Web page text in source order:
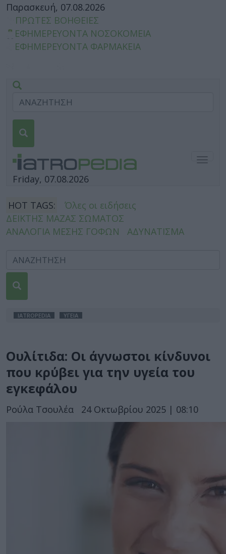
Παρασκευή, 07.08.2026
ΠΡΩΤΕΣ ΒΟΗΘΕΙΕΣ
ΕΦΗΜΕΡΕΥΟΝΤΑ ΝΟΣΟΚΟΜΕΙΑ
ΕΦΗΜΕΡΕΥΟΝΤΑ ΦΑΡΜΑΚΕΙΑ
Friday, 07.08.2026
HOT TAGS:
Όλες οι ειδήσεις
ΔΕΙΚΤΗΣ ΜΑΖΑΣ ΣΩΜΑΤΟΣ
ΑΝΑΛΟΓΙΑ ΜΕΣΗΣ ΓΟΦΩΝ
ΑΔΥΝΑΤΙΣΜΑ
IATROPEDIA ΥΓΕΙΑ
Ουλίτιδα: Οι άγνωστοι κίνδυνοι
που κρύβει για την υγεία του
εγκεφάλου
Ρούλα Τσουλέα 24 Οκτωβρίου 2025 | 08:10